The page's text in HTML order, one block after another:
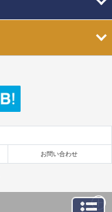
お問い合わせ